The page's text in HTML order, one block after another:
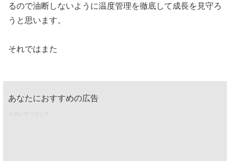
るので油断しないように温度管理を徹底して成長を見守ろ
うと思います。
それではまた
あなたにおすすめの広告